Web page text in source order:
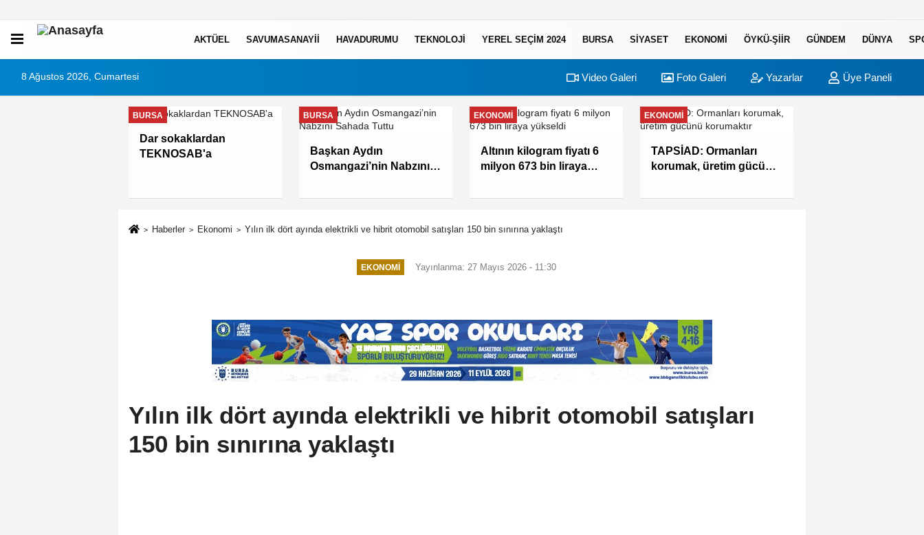
AKTÜEL SAVUMASANAYII HAVADURUMU TEKNOLOJI YEREL SEÇİM 2024 BURSA SIYASET EKONOMI ÖYKÜ-ŞIIR GÜNDEM DÜNYA
8 Ağustos 2026, Cumartesi Video Galeri Foto Galeri Yazarlar Üye Paneli
BURSA
Dar sokaklardan
TEKNOSAB'a
BURSA
Başkan Aydın
Osmangazi’nin Nabzını
EKONOMI
Altının kilogram fiyatı 6
milyon 673 bin liraya
EKONOMI
TAPSİAD: Ormanları
korumak, üretim gücünü
Haberler Ekonomi Yılın ilk dört ayında elektrikli ve hibrit otomobil satışları 150 bin sınırına yaklaştı
EKONOMI Yayınlanma: 27 Mayıs 2026 - 11:30
Yılın ilk dört ayında elektrikli ve hibrit otomobil satışları
150 bin sınırına yaklaştı